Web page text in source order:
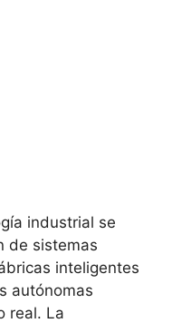
industrial se
de sistemas
inteligentes
autónomas
real. La